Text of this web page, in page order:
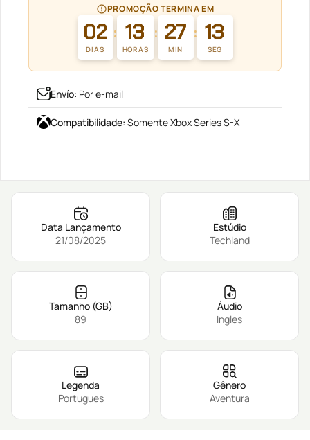
PROMOÇÃO TERMINA EM
02
DIAS
: 13
HORAS
: 27
MIN
: 13
SEG
Envío: Por e-mail
Compatibilidade: Somente Xbox Series S-X
Data Lançamento
21/08/2025
Estúdio
Techland
Tamanho (GB)
89
Áudio
Ingles
Legenda
Portugues
Gênero
Aventura